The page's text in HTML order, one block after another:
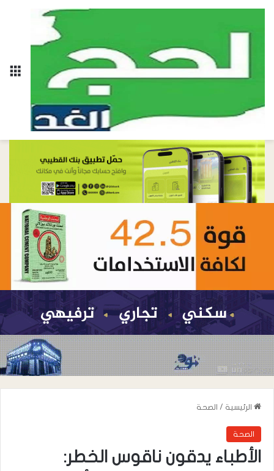
الرئيسية / الصحة
الصحة
الأطباء يدقون ناقوس الخطر: